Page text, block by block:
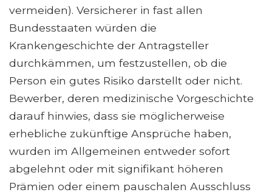
vermeiden). Versicherer in fast allen
Bundesstaaten würden die
Krankengeschichte der Antragsteller
durchkämmen, um festzustellen, ob die
Person ein gutes Risiko darstellt oder nicht.
Bewerber, deren medizinische Vorgeschichte
darauf hinwies, dass sie möglicherweise
erhebliche zukünftige Ansprüche haben,
wurden im Allgemeinen entweder sofort
abgelehnt oder mit signifikant höheren
Prämien oder einem pauschalen Ausschluss